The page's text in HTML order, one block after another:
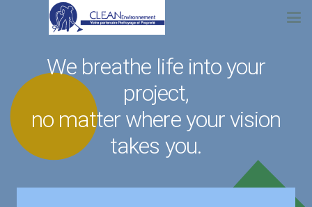
We breathe life into your
project,
no matter where your vision
takes you.